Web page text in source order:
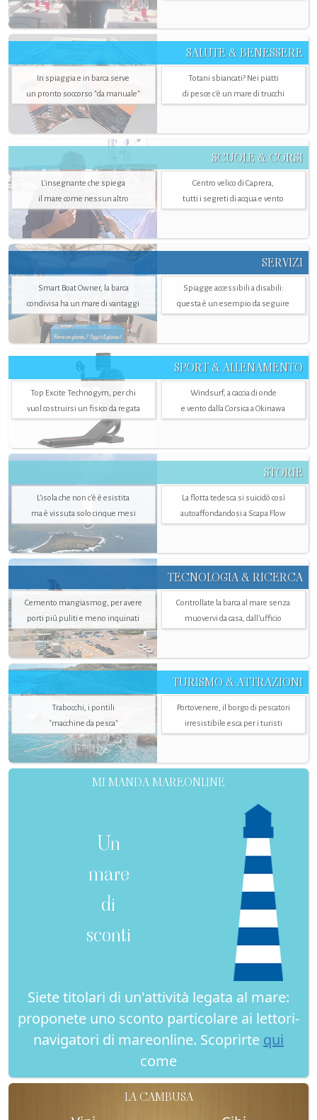
SALUTE & BENESSERE
In spiaggia e in barca serve
un pronto soccorso "da manuale"
Totani sbiancati? Nei piatti
di pesce c'è un mare di trucchi
SCUOLE & CORSI
L'insegnante che spiega
il mare come nessun altro
Centro velico di Caprera,
tutti i segreti di acqua e vento
SERVIZI
Smart Boat Owner, la barca
condivisa ha un mare di vantaggi
Spiagge accessibili a disabili:
questa è un esempio da seguire
SPORT & ALLENAMENTO
Top Excite Technogym, per chi
vuol costruirsi un fisico da regata
Windsurf, a caccia di onde
e vento dalla Corsica a Okinawa
STORIE
L’isola che non c'è è esistita
ma è vissuta solo cinque mesi
La flotta tedesca si suicidò così
autoaffondandosi a Scapa Flow
TECNOLOGIA & RICERCA
Cemento mangiasmog, per avere
porti più puliti e meno inquinati
Controllate la barca al mare senza
muovervi da casa, dall’ufficio
TURISMO & ATTRAZIONI
Trabocchi, i pontili
"macchine da pesca"
Portovenere, il borgo di pescatori
irresistibile esca per i turisti
MI MANDA MAREONLINE
Un
mare
di
sconti
Siete titolari di un'attività legata al mare:
proponete uno sconto particolare ai lettori-
navigatori di mareonline. Scoprirte qui
come
LA CAMBUSA